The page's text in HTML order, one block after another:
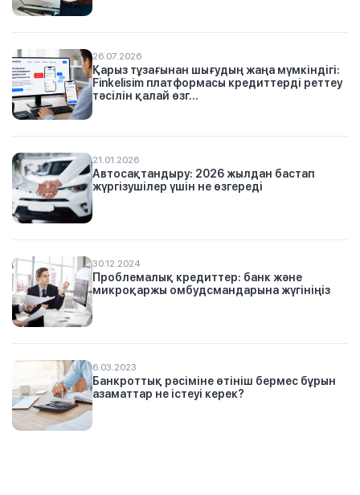
26.07.2026
Қарыз тұзағынан шығудың жаңа мүмкіндігі:
Finkelisim платформасы кредиттерді реттеу
тәсілін қалай өзг...
21.01.2026
Автосақтандыру: 2026 жылдан бастап
жүргізушілер үшін не өзгереді
30.12.2024
Проблемалық кредиттер: банк және
микроқаржы омбудсмандарына жүгініңіз
6.03.2023
Банкроттық рәсіміне өтініш бермес бұрын
азаматтар не істеуі керек?